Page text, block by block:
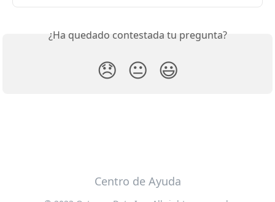
¿Ha quedado contestada tu pregunta?
😞 😐 😃
Centro de Ayuda